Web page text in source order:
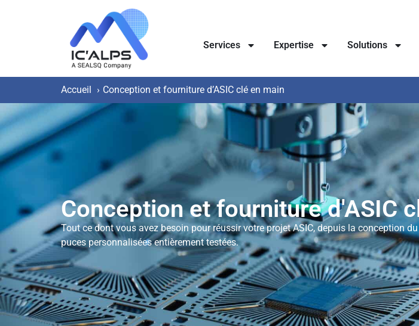
Services Expertise Solutions
Accueil Conception et fourniture d’ASIC clé en main
Conception et fourniture d'ASIC
Tout ce dont vous avez besoin pour réussir votre projet ASIC, depuis la conception
puces personnalisées entièrement testées.